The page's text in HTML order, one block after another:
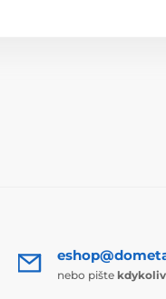
nebo pište kdykoliv